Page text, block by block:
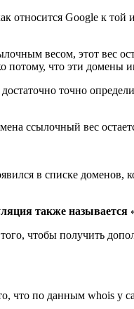
относится Google к
весом, этот вес
потому, что эти домены
точно
ссылочный вес
в списке
также называется
чтобы получить
что по данным whois у